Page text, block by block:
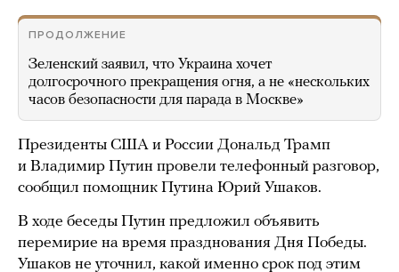
ПРОДОЛЖЕНИЕ
Зеленский заявил, что Украина хочет
долгосрочного прекращения огня, а не «нескольких
часов безопасности для парада в Москве»
Президенты США и России Дональд Трамп
и Владимир Путин провели телефонный разговор,
сообщил помощник Путина Юрий Ушаков.
В ходе беседы Путин предложил объявить
перемирие на время празднования Дня Победы.
Ушаков не уточнил, какой именно срок под этим